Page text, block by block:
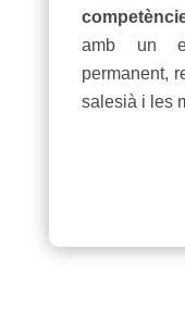
amb un
permanent,
salesià i les